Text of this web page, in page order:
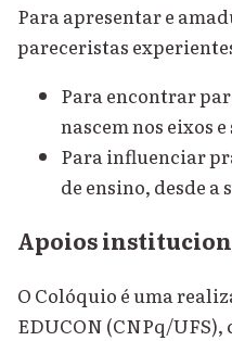
Para apresentar e
pareceristas
Para encontrar
nascem nos eixos
Para influenciar
de ensino, desde a
Apoios
O Colóquio é uma
EDUCON (CNPq/UFS),